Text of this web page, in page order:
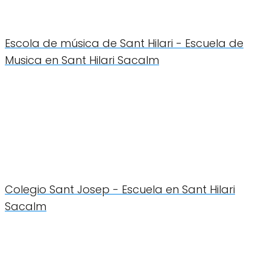
Escola de música de Sant Hilari - Escuela de
Musica en Sant Hilari Sacalm
Colegio Sant Josep - Escuela en Sant Hilari
Sacalm